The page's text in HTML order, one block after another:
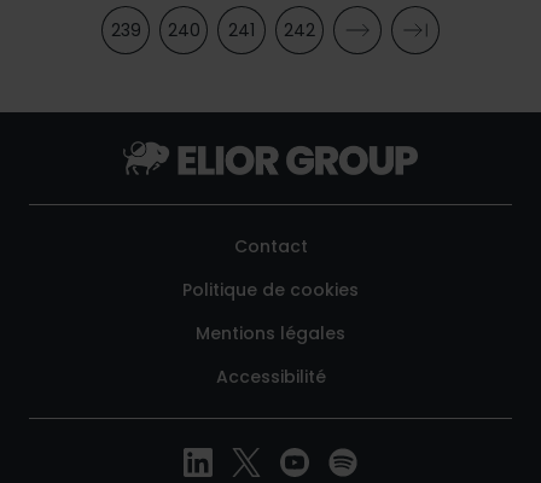
page
précédente
Page
239
Page
240
Page
241
Page
242
Page
Dernière
Contact
Politique de cookies
Mentions légales
Accessibilité